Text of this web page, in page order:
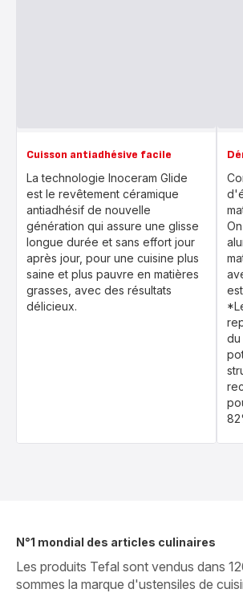
Cuisson antiadhésive facile
La technologie Inoceram Glide
est le revêtement céramique
antiadhésif de nouvelle
génération qui assure une glisse
longue durée et sans effort jour
après jour, pour une cuisine plus
saine et plus pauvre en matières
grasses, avec des résultats
délicieux.
N°1 mondial des articles culinaires
Les produits Tefal sont vendus dans
sommes la marque d'ustensiles de